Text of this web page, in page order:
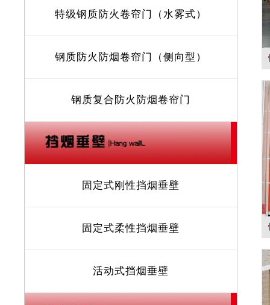
特级钢质防火卷帘门（水雾式）
钢质防火防烟卷帘门（侧向型）
钢质复合防火防烟卷帘门
固定式刚性挡烟垂壁
固定式柔性挡烟垂壁
活动式挡烟垂壁